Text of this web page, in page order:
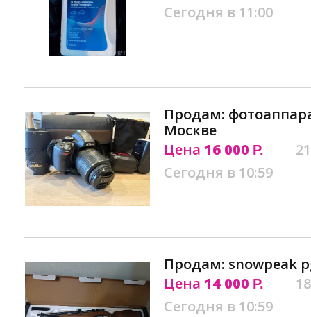
Сегодня в 11:00
Продам:
Москве
Цена 16 000 Р.
Сегодня в 10:59
Продам: snowpeak
Цена 14 000 Р.
Сегодня в 10:59